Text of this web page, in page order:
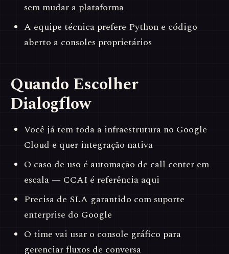
sem mudar a plataforma
A equipe técnica prefere Python e código
aberto a consoles proprietários
Quando Escolher
Dialogflow
Você já tem toda a infraestrutura no Google
Cloud e quer integração nativa
O caso de uso é automação de call center em
escala — CCAI é referência aqui
Precisa de SLA garantido com suporte
enterprise do Google
O time vai usar o console gráfico para
gerenciar fluxos de conversa